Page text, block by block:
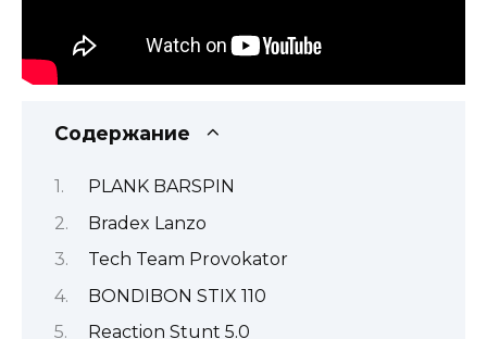
Содержание
PLANK BARSPIN
Bradex Lanzo
Tech Team Provokator
BONDIBON STIX 110
Reaction Stunt 5.0